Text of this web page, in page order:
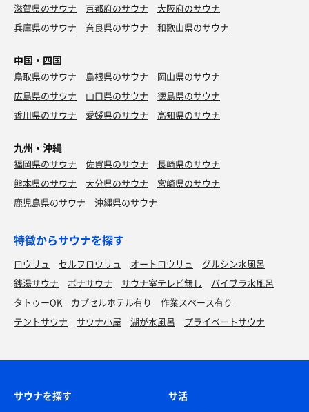
滋賀県のサウナ 京都府のサウナ
大阪府のサウナ
兵庫県のサウナ
奈良県のサウナ 和歌山県のサウナ
中国・四国
鳥取県のサウナ 島根県のサウナ
岡山県のサウナ
広島県のサウナ
山口県のサウナ
徳島県のサウナ
香川県のサウナ
愛媛県のサウナ 高知県のサウナ
九州・沖縄
福岡県のサウナ 佐賀県のサウナ
長崎県のサウナ
熊本県のサウナ
大分県のサウナ
宮崎県のサウナ
鹿児島県のサウナ
沖縄県のサウナ
特徴からサウナを探す
ロウリュ セルフロウリュ オートロウリュ
グルシン水風呂
銭湯サウナ
ボナサウナ サウナ室テレビ無し
バイブラ水風呂
タトゥーOK
カプセルホテル有り
作業スペース有り
テントサウナ
サウナ小屋 湖が水風呂 プライベートサウナ
サウナを探す サ活